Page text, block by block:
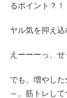
るポイント？！
ヤル気を抑え
えーーーっ、
でも、増やし
～。筋トレし